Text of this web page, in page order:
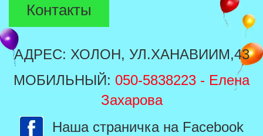
Контакты
АДРЕС: ХОЛОН, УЛ.ХАНАВИИМ,43
МОБИЛЬНЫЙ: 050-5838223 - Елена
Захарова
Наша страничка на Facebook